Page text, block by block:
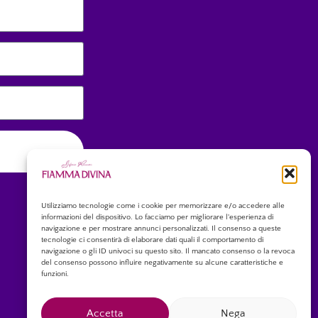
Utilizziamo tecnologie come i cookie per memorizzare e/o accedere alle
informazioni del dispositivo. Lo facciamo per migliorare l'esperienza di
navigazione e per mostrare annunci personalizzati. Il consenso a queste
tecnologie ci consentirà di elaborare dati quali il comportamento di
navigazione o gli ID univoci su questo sito. Il mancato consenso o la revoca
del consenso possono influire negativamente su alcune caratteristiche e
funzioni.
Accetta Nega